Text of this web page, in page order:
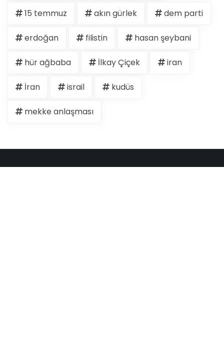
15 temmuz akın gürlek dem parti
erdoğan filistin hasan şeybani
hür ağbaba İlkay Çiçek iran
İran israil kudüs
mekke anlaşması